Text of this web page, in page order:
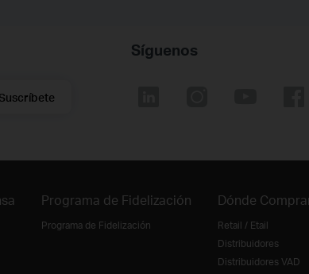
Suscríbete
Síguenos
Programa de Fidelización
Programa de Fidelización
Dónde
Retail / Etail
Distribuidores
Distribuidores VAD